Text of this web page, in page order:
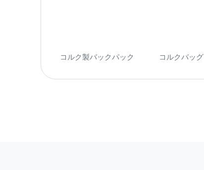
コルク製バックパック
コルクバッグ